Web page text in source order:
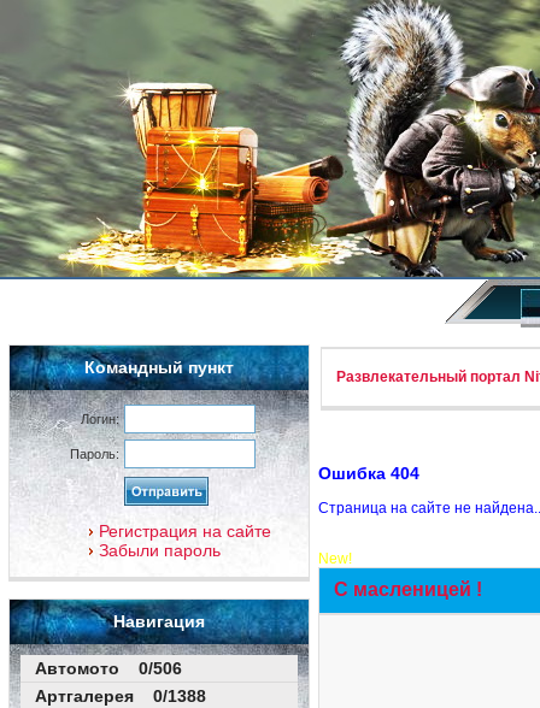
Командный пункт
Логин:
Пароль:
Регистрация на сайте
Забыли пароль
Навигация
Автомото 0/506
Артгалерея 0/1388
Развлекательный портал
Ошибка 404
Страница на сайте не
New!
С масленицей !